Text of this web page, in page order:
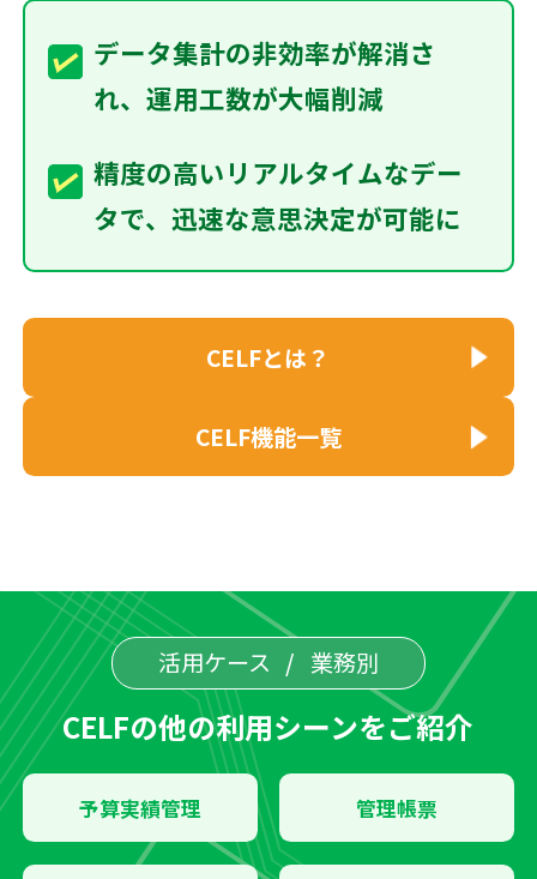
データ集計の非効率が解消さ
れ、運用工数が大幅削減
精度の高いリアルタイムなデー
タで、迅速な意思決定が可能に
CELFとは？
CELF機能一覧
活用ケース 業務別
CELFの他の利用シーンをご紹介
予算実績管理 管理帳票